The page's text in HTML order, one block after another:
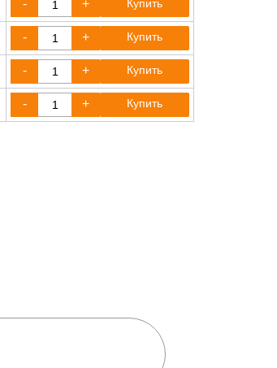
- + Купить
- + Купить
- + Купить
- + Купить